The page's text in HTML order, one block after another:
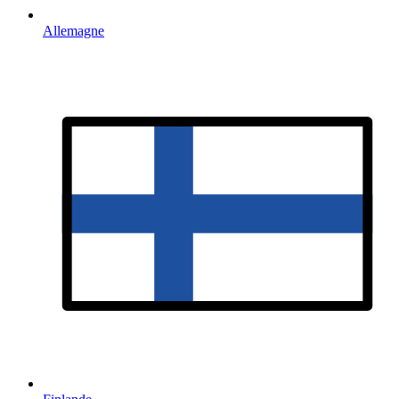
Allemagne